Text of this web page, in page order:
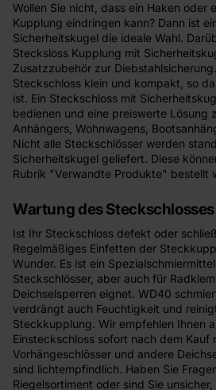
Wollen Sie nicht, dass ein Haken oder
Kupplung eindringen kann? Dann ist
Sicherheitskugel die ideale Wahl.
Stecksloss Kupplung mit
Zusatzzubehör zur
Steckschloss klein und kompakt, so
ist. Ein Steckschloss mit
bedienen und eine preiswerte Lösung
Anhängers, Wohnwagens,
Nicht alle Steckschlösser werden
Sicherheitskugel geliefert. Diese
Rubrik "Verwandte Produkte" bestellt
Wartung des
Ist Ihr Steckschloss defekt oder
Regelmäßiges Einfetten der
Wunder. Es ist ein
Steckschlösser, aber auch für
Deichselsperren eignet. WD40
verdrängt auch Feuchtigkeit und
Steckkupplung. Wir empfehlen Ihnen
Einsteckschloss sofort nach dem Kauf
Vorhängeschlösser und andere
sind lichtempfindlich. Haben Sie
Riegelsortiment oder sind Sie